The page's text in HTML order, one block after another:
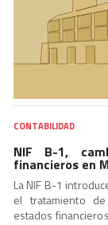
CONTABILIDAD
NIF B-1,
financieros en
La NIF B-1
el tratamiento
estados